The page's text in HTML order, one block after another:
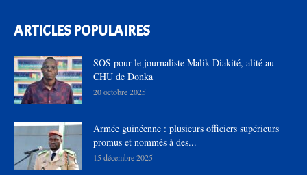
ARTICLES POPULAIRES
SOS pour le journaliste Malik Diakité, alité au
CHU de Donka
20 octobre 2025
Armée guinéenne : plusieurs officiers supérieurs
promus et nommés à des...
15 décembre 2025